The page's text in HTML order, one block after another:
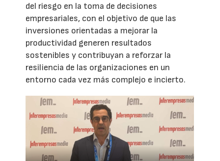
del riesgo en la toma de decisiones
empresariales, con el objetivo de que las
inversiones orientadas a mejorar la
productividad generen resultados
sostenibles y contribuyan a reforzar la
resiliencia de las organizaciones en un
entorno cada vez más complejo e incierto.